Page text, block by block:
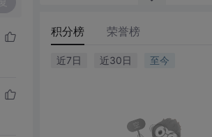
积分榜 荣誉榜
近7日 近30日 至今